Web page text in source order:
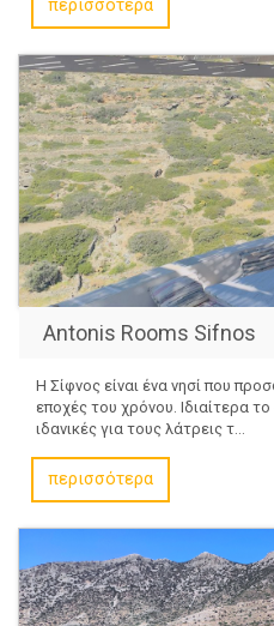
περισσότερα
Antonis Rooms Sifnos
Η Σίφνος είναι ένα νησί που
εποχές του χρόνου. Ιδιαίτερα
ιδανικές για τους λάτρεις τ...
περισσότερα